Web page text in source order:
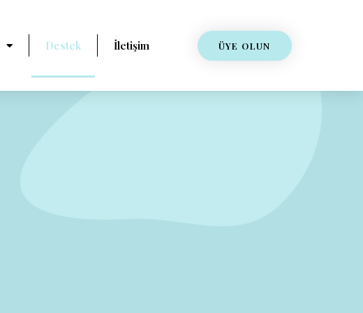
Destek İletişim ÜYE OLUN